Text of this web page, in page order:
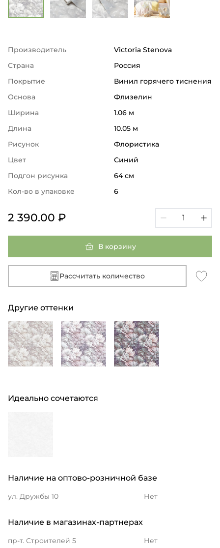
Производитель
Victoria Stenova
Страна
Россия
Покрытие
Винил горячего тиснения
Основа
Флизелин
Ширина
1.06 м
Длина
10.05 м
Рисунок
Флористика
Цвет
Синий
Подгон рисунка
64 см
Кол-во в упаковке
6
2 390.00 ₽
В корзину
Рассчитать количество
Другие оттенки
Идеально сочетаются
Наличие на оптово-розничной базе
ул. Дружбы 10 Нет
Наличие в магазинах-партнерах
пр-т. Строителей 5
Нет